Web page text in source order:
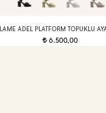
LAME ADEL PLATFORM TOPUKLU
t 6.500,00